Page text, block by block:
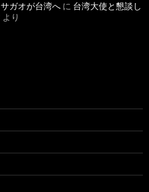
ガオが台湾へ に 台湾大使と懇談し
より